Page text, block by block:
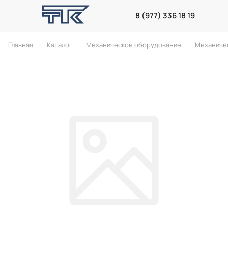
8 (977) 336 18 19
Главная Каталог Механическое оборудование